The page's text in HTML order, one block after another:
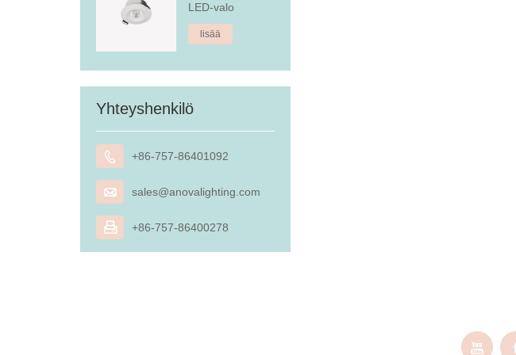
LED-valo
lisää
Yhteyshenkilö
 +86-757-86401092
 sales@anovalighting.com
 +86-757-86400278
